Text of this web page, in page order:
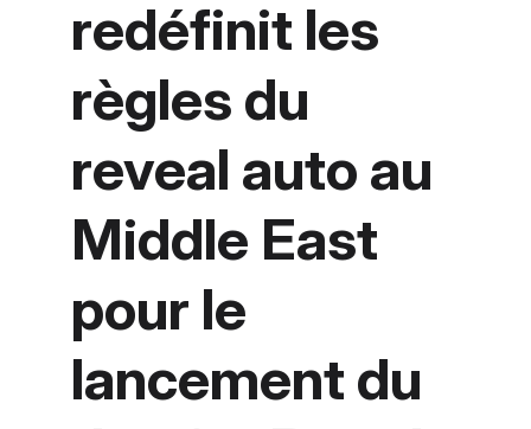
redéfinit les
règles du
reveal auto au
Middle East
pour le
lancement du